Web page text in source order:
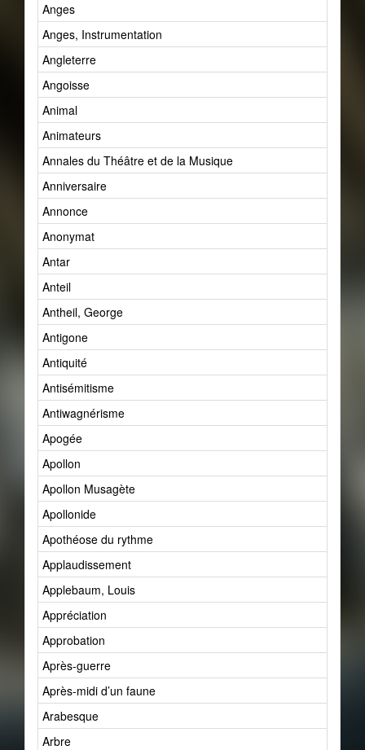
Anges
Anges, Instrumentation
Angleterre
Angoisse
Animal
Animateurs
Annales du Théâtre et de la Musique
Anniversaire
Annonce
Anonymat
Antar
Anteil
Antheil, George
Antigone
Antiquité
Antisémitisme
Antiwagnérisme
Apogée
Apollon
Apollon Musagète
Apollonide
Apothéose du rythme
Applaudissement
Applebaum, Louis
Appréciation
Approbation
Après-guerre
Après-midi d’un faune
Arabesque
Arbre